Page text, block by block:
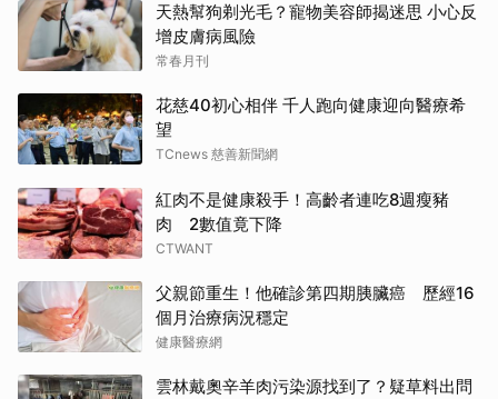
天熱幫狗剃光毛？寵物美容師揭迷思 小心反
增皮膚病風險
常春月刊
花慈40初心相伴 千人跑向健康迎向醫療希
望
TCnews 慈善新聞網
紅肉不是健康殺手！高齡者連吃8週瘦豬
肉 2數值竟下降
CTWANT
父親節重生！他確診第四期胰臟癌 歷經16
個月治療病況穩定
健康醫療網
雲林戴奧辛羊肉污染源找到了？疑草料出問